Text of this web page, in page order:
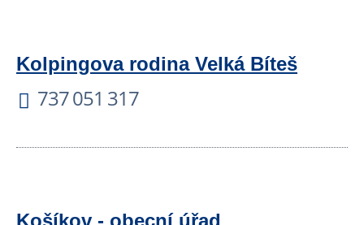
Kolpingova rodina Velká Bíteš
737 051 317
Košíkov - obecní úřad